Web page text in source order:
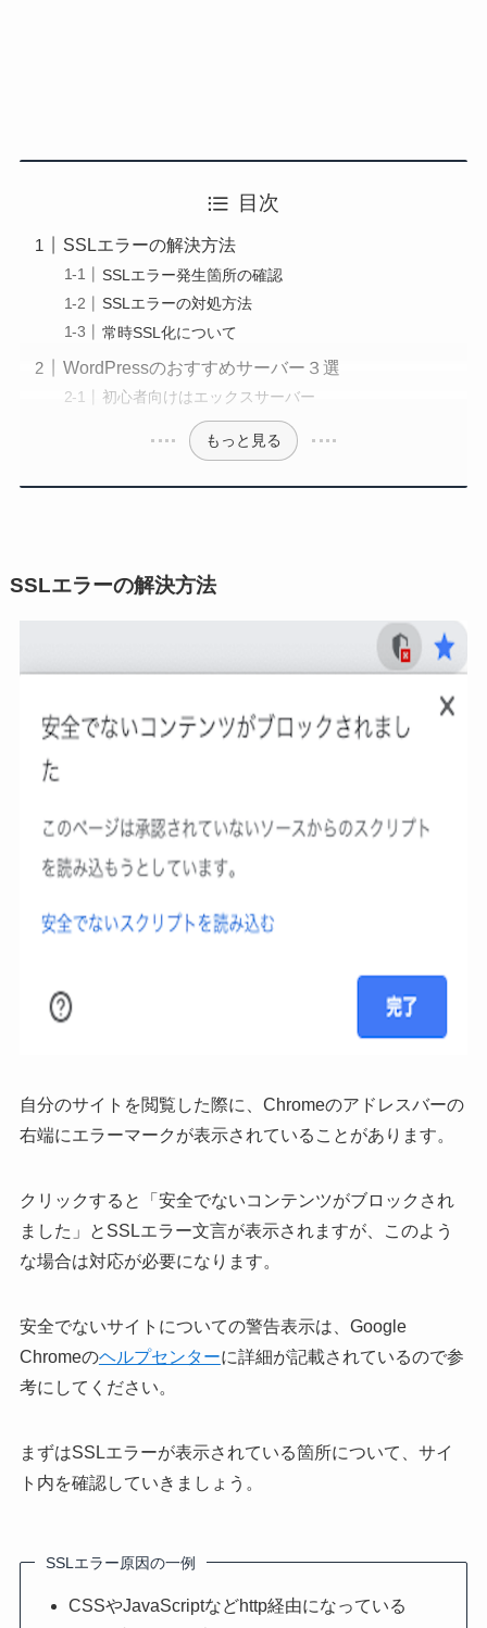
目次
SSLエラーの解決方法
SSLエラー発生箇所の確認
SSLエラーの対処方法
常時SSL化について
WordPressのおすすめサーバー３選
初心者向けはエックスサーバー
もっと見る
SSLエラーの解決方法
自分のサイトを閲覧した際に、Chromeのアドレスバーの
右端にエラーマークが表示されていることがあります。
クリックすると「安全でないコンテンツがブロックされ
ました」とSSLエラー文言が表示されますが、このよう
な場合は対応が必要になります。
安全でないサイトについての警告表示は、Google
Chromeのヘルプセンターに詳細が記載されているので参
考にしてください。
まずはSSLエラーが表示されている箇所について、サイ
ト内を確認していきましょう。
SSLエラー原因の一例
CSSやJavaScriptなどhttp経由になっている